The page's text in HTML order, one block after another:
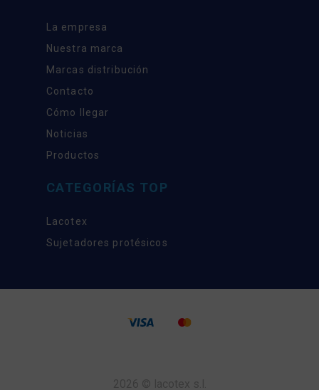
La empresa
Nuestra marca
Marcas distribución
Contacto
Cómo llegar
Noticias
Productos
CATEGORÍAS TOP
Lacotex
Sujetadores protésicos